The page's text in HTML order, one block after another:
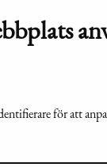
för att
och svar